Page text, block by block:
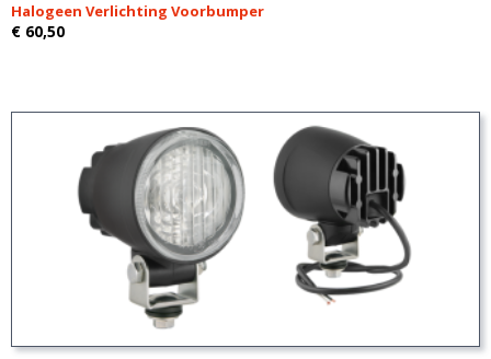
Halogeen Verlichting Voorbumper
€ 60,50